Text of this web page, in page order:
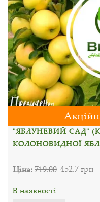
"ЯБЛУНЕВИЙ САД"
КОЛОНОВИДНОЇ
Ціна:719.00 452.7 грн
В наявності